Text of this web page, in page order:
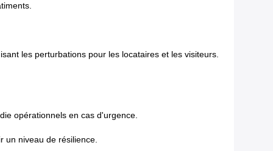
les perturbations pour les locataires et les visiteurs.
opérationnels en cas d'urgence.
un niveau de résilience.